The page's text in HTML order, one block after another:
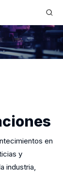
en
y
industria,